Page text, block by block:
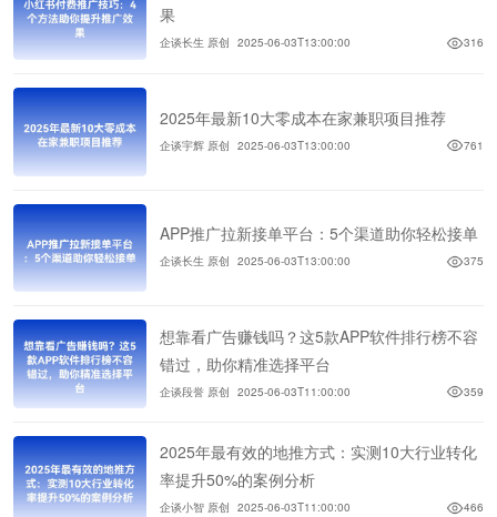
果
企谈长生 原创 2025-06-03T13:00:00 316
2025年最新10大零成本在家兼职项目推荐
企谈宇辉 原创 2025-06-03T13:00:00 761
APP推广拉新接单平台：5个渠道助你轻松接单
企谈长生 原创 2025-06-03T13:00:00 375
想靠看广告赚钱吗？这5款APP软件排行榜不容
错过，助你精准选择平台
企谈段誉 原创 2025-06-03T11:00:00 359
2025年最有效的地推方式：实测10大行业转化
率提升50%的案例分析
企谈小智 原创 2025-06-03T11:00:00 466